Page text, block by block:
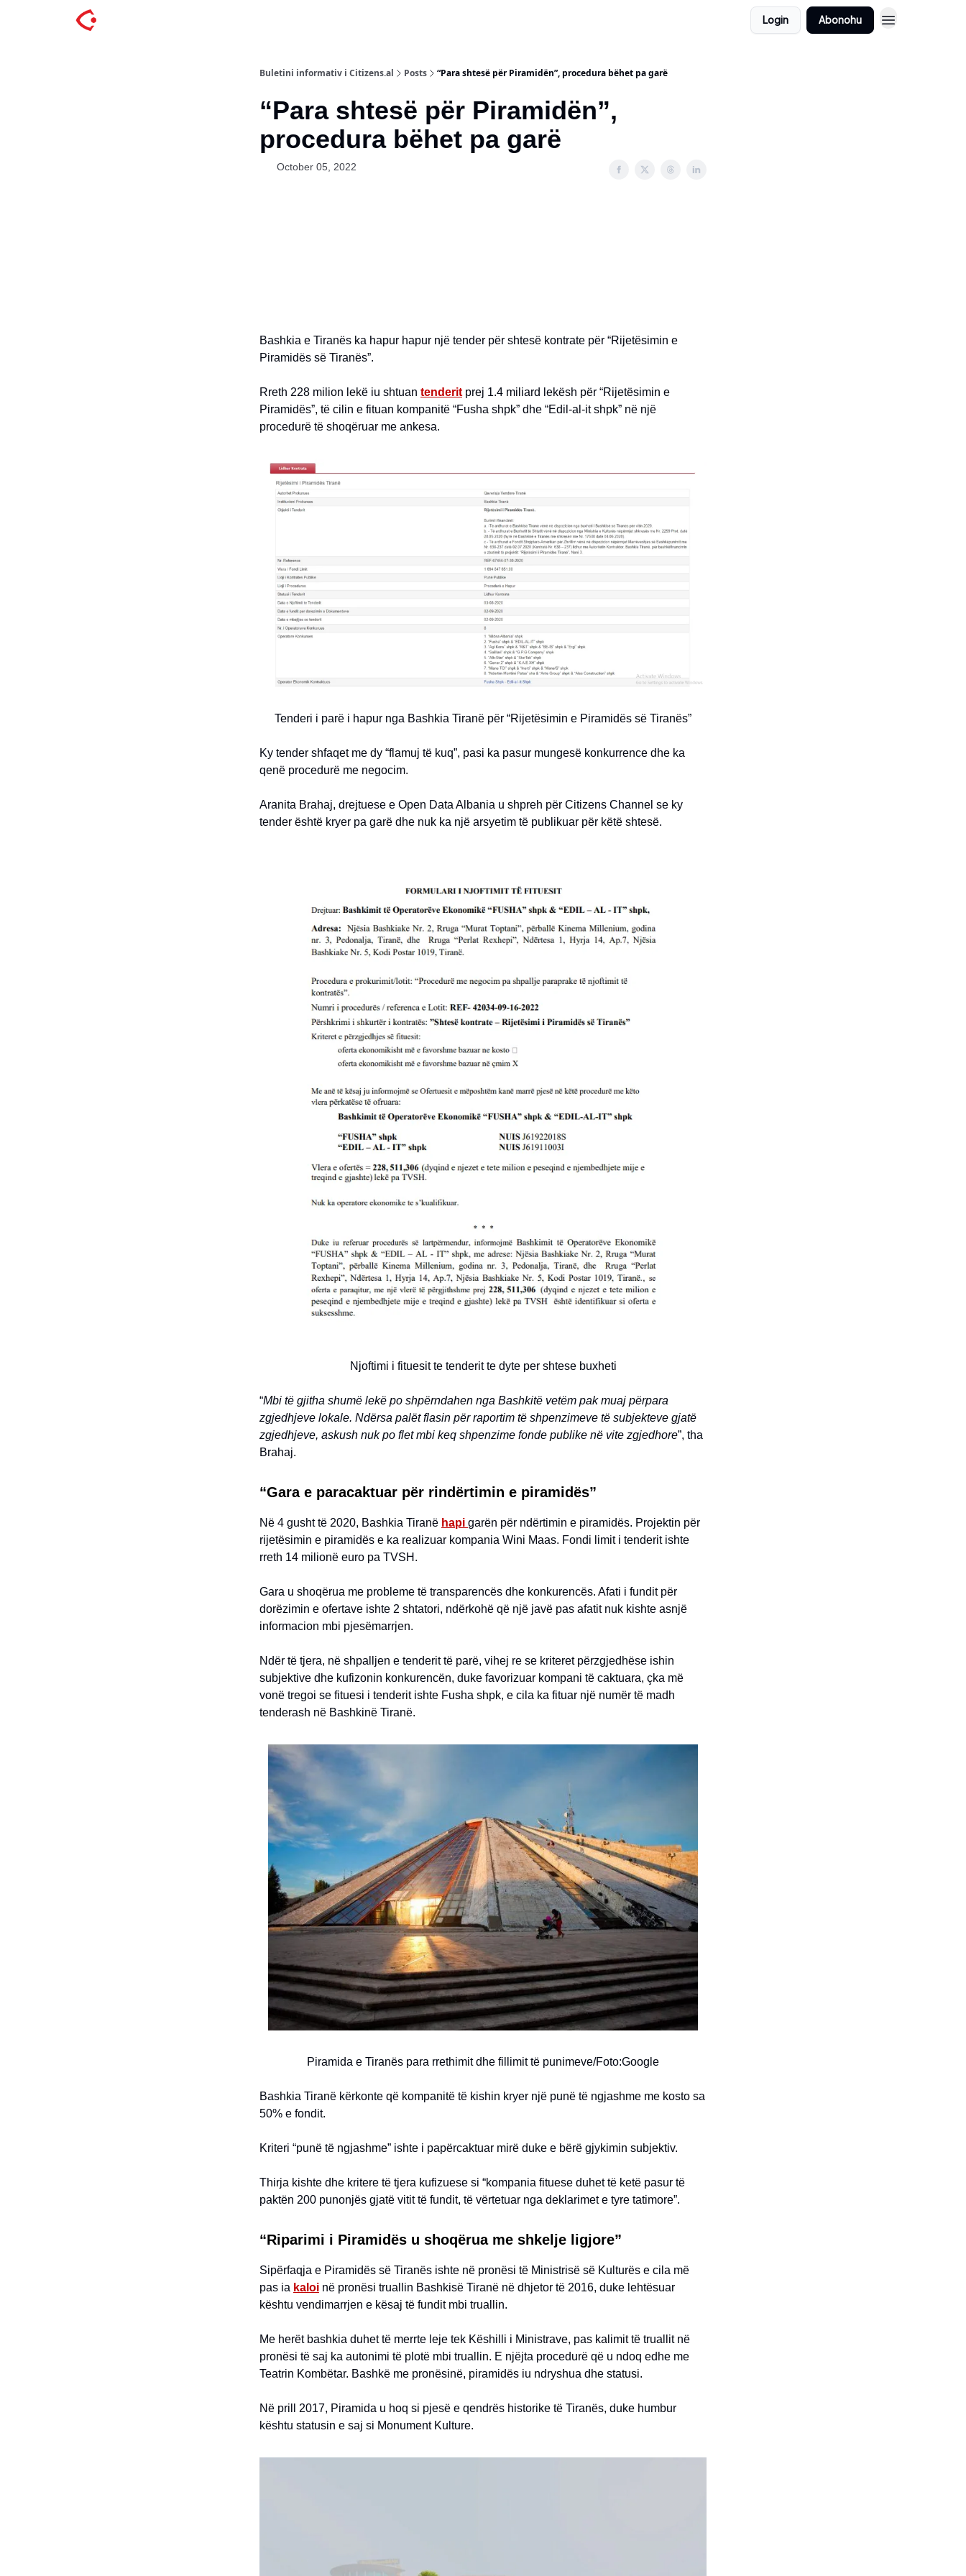
Login Abonohu
Buletini informativ i Citizens.al Posts “Para shtesë për Piramidën”, procedura bëhet pa garë
“Para shtesë për Piramidën”,
procedura bëhet pa garë
October 05, 2022
Bashkia e Tiranës ka hapur hapur një tender për shtesë kontrate për “Rijetësimin e
Piramidës së Tiranës”.
Rreth 228 milion lekë iu shtuan tenderit prej 1.4 miliard lekësh për “Rijetësimin e
Piramidës”, të cilin e fituan kompanitë “Fusha shpk” dhe “Edil-al-it shpk” në një
procedurë të shoqëruar me ankesa.
Tenderi i parë i hapur nga Bashkia Tiranë për “Rijetësimin e Piramidës së Tiranës”
Ky tender shfaqet me dy “flamuj të kuq”, pasi ka pasur mungesë konkurrence dhe ka
qenë procedurë me negocim.
Aranita Brahaj, drejtuese e Open Data Albania u shpreh për Citizens Channel se ky
tender është kryer pa garë dhe nuk ka një arsyetim të publikuar për këtë shtesë.
Njoftimi i fituesit te tenderit te dyte per shtese buxheti
“Mbi të gjitha shumë lekë po shpërndahen nga Bashkitë vetëm pak muaj përpara
zgjedhjeve lokale. Ndërsa palët flasin për raportim të shpenzimeve të subjekteve gjatë
zgjedhjeve, askush nuk po flet mbi keq shpenzime fonde publike në vite zgjedhore”, tha
Brahaj.
“Gara e paracaktuar për rindërtimin e piramidës”
Në 4 gusht të 2020, Bashkia Tiranë hapi garën për ndërtimin e piramidës. Projektin për
rijetësimin e piramidës e ka realizuar kompania Wini Maas. Fondi limit i tenderit ishte
rreth 14 milionë euro pa TVSH.
Gara u shoqërua me probleme të transparencës dhe konkurencës. Afati i fundit për
dorëzimin e ofertave ishte 2 shtatori, ndërkohë që një javë pas afatit nuk kishte asnjë
informacion mbi pjesëmarrjen.
Ndër të tjera, në shpalljen e tenderit të parë, vihej re se kriteret përzgjedhëse ishin
subjektive dhe kufizonin konkurencën, duke favorizuar kompani të caktuara, çka më
vonë tregoi se fituesi i tenderit ishte Fusha shpk, e cila ka fituar një numër të madh
tenderash në Bashkinë Tiranë.
Piramida e Tiranës para rrethimit dhe fillimit të punimeve/Foto:Google
Bashkia Tiranë kërkonte që kompanitë të kishin kryer një punë të ngjashme me kosto sa
50% e fondit.
Kriteri “punë të ngjashme” ishte i papërcaktuar mirë duke e bërë gjykimin subjektiv.
Thirja kishte dhe kritere të tjera kufizuese si “kompania fituese duhet të ketë pasur të
paktën 200 punonjës gjatë vitit të fundit, të vërtetuar nga deklarimet e tyre tatimore”.
“Riparimi i Piramidës u shoqërua me shkelje ligjore”
Sipërfaqja e Piramidës së Tiranës ishte në pronësi të Ministrisë së Kulturës e cila më
pas ia kaloi në pronësi truallin Bashkisë Tiranë në dhjetor të 2016, duke lehtësuar
kështu vendimarrjen e kësaj të fundit mbi truallin.
Me herët bashkia duhet të merrte leje tek Këshilli i Ministrave, pas kalimit të truallit në
pronësi të saj ka autonimi të plotë mbi truallin. E njëjta procedurë që u ndoq edhe me
Teatrin Kombëtar. Bashkë me pronësinë, piramidës iu ndryshua dhe statusi.
Në prill 2017, Piramida u hoq si pjesë e qendrës historike të Tiranës, duke humbur
kështu statusin e saj si Monument Kulture.